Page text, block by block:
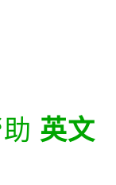
英文